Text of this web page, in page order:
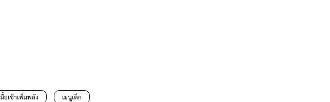
มื้อเช้าเพิ่มพลัง เมนูเด็ก